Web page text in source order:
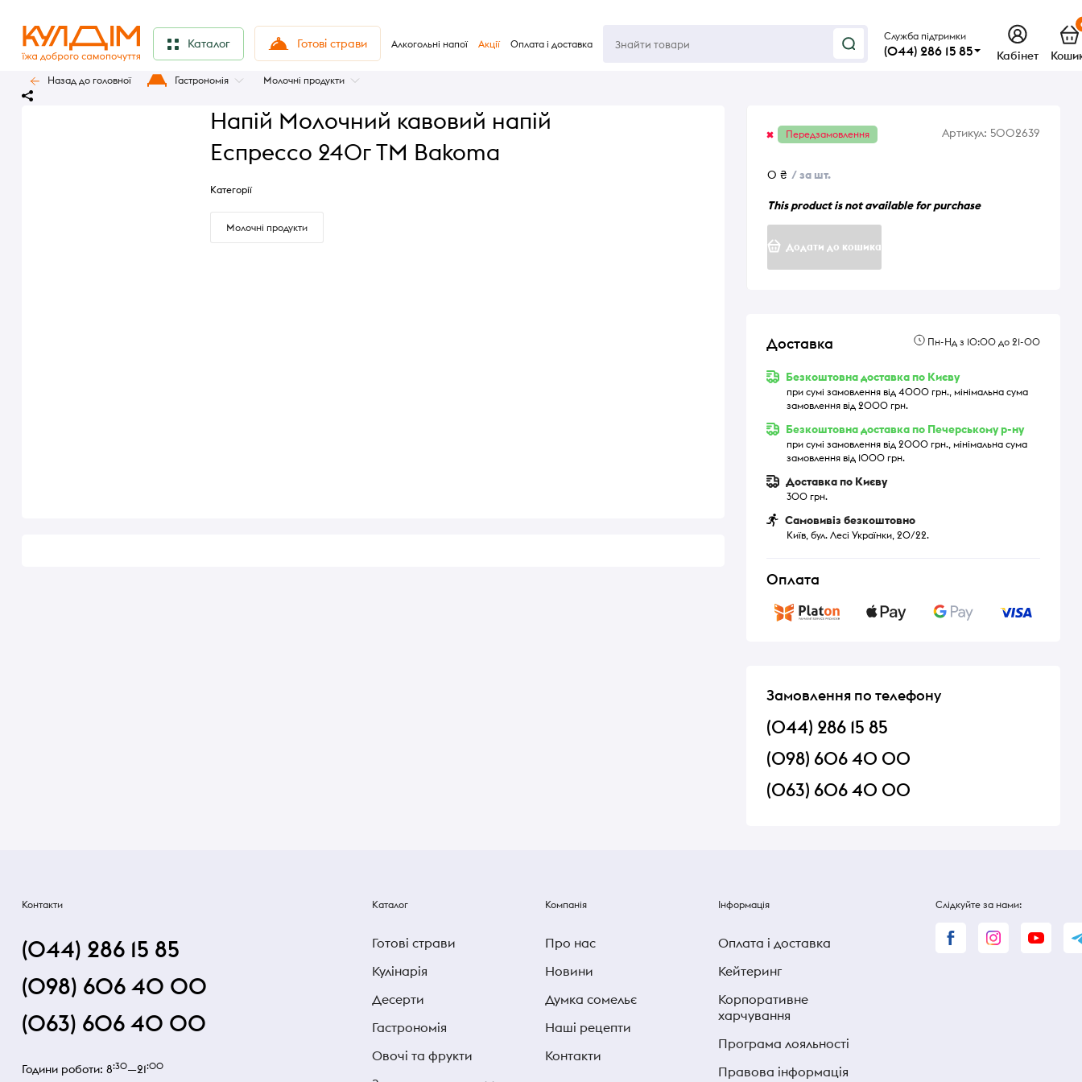
Каталог Готові страви Алкогольні напої Акції Оплата і доставка
Служба підтримки
(044) 286 15 85 Кабінет
Назад до головної Гастрономія Молочні продукти
Напій Молочний кавовий напій
Еспрессо 240г TM Bakoma
Категорії
Молочні продукти
Передзамовлення Артикул: 5002639
0 ₴ / за шт.
This product is not available for purchase
Додати до кошика
Доставка Пн-Нд з 10:00 до 21-00
Безкоштовна доставка по Києву
при сумі замовлення від 4000 грн., мінімальна сума
замовлення від 2000 грн.
Безкоштовна доставка по Печерському р-ну
при сумі замовлення від 2000 грн., мінімальна сума
замовлення від 1000 грн.
Доставка по Києву
300 грн.
Самовивіз безкоштовно
Київ, бул. Лесі Українки, 20/22.
Оплата
Замовлення по телефону
(044) 286 15 85
(098) 606 40 00
(063) 606 40 00
Контакти
(044) 286 15 85
(098) 606 40 00
(063) 606 40 00
Години роботи: 8:30—21:00
Каталог
Готові страви
Кулінарія
Десерти
Гастрономія
Овочі та фрукти
Компанія
Про нас
Новини
Думка сомельє
Наші рецепти
Контакти
Інформація
Оплата і доставка
Кейтеринг
Корпоративне
харчування
Програма лояльності
Правова інформація
Слідкуйте за нами: